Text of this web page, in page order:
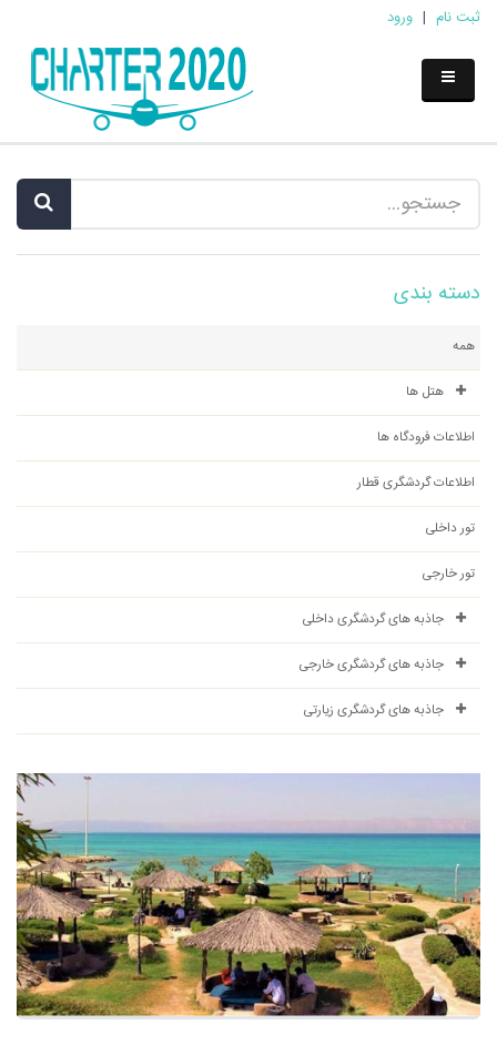
ثبت نام | ورود
دسته بندی
همه
هتل ها
اطلاعات فرودگاه ها
اطلاعات گردشگری قطار
تور داخلی
تور خارجی
جاذبه های گردشگری داخلی
جاذبه های گردشگری خارجی
جاذبه های گردشگری زیارتی